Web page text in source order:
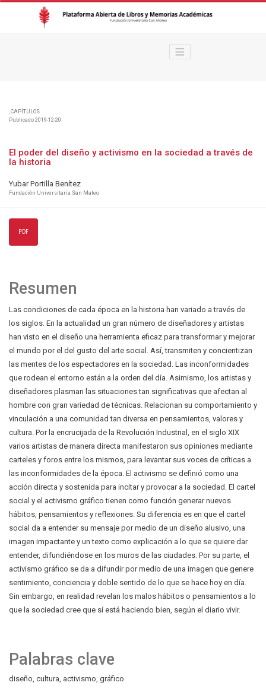
, CAPÍTULOS
El poder del diseño y activismo en la sociedad a través de
la historia
Publicado 2019-12-20
Yubar Portilla Benítez
Fundación Universitaria San Mateo
PDF
Palabras clave
diseño cultura activismo gráfico
Resumen
Las condiciones de cada época en la historia han variado a través de
los siglos. En la actualidad un gran número de diseñadores y artistas
han visto en el diseño una herramienta eficaz para transformar y mejorar
el mundo por el del gusto del arte social. Así, transmiten y concientizan
las mentes de los espectadores en la sociedad. Las inconformidades
que rodean el entorno están a la orden del día. Asimismo, los artistas y
diseñadores plasman las situaciones tan significativas que afectan al
hombre con gran variedad de técnicas. Relacionan su comportamiento y
vinculación a una comunidad tan diversa en pensamientos, valores y
cultura. Por la encrucijada de la Revolución Industrial, en el siglo XIX
varios artistas de manera directa manifestaron sus opiniones mediante
carteles y foros entre los mismos, para levantar sus voces de críticas a
las inconformidades de la época. El activismo se definió como una
acción directa y sostenida para incitar y provocar a la sociedad. El cartel
social y el activismo gráfico tienen como función generar nuevos
hábitos, pensamientos y reflexiones. Su diferencia es en que el cartel
social da a entender su mensaje por medio de un diseño alusivo, una
imagen impactante y un texto como explicación a lo que se quiere dar
entender, difundiéndose en los muros de las ciudades. Por su parte, el
activismo gráfico se da a difundir por medio de una imagen que genere
sentimiento, conciencia y doble sentido de lo que se hace hoy en día.
Sin embargo, en realidad revelan los malos hábitos o pensamientos a lo
que la sociedad cree que sí está haciendo bien, según el diario vivir.